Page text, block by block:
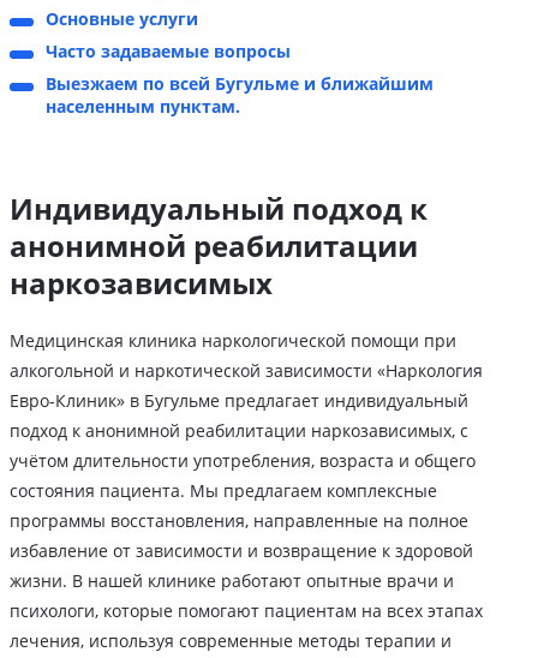
Основные услуги
Часто задаваемые вопросы
Выезжаем по всей Бугульме и ближайшим
населенным пунктам.
Индивидуальный подход к
анонимной реабилитации
наркозависимых
Медицинская клиника наркологической помощи при
алкогольной и наркотической зависимости «Наркология
Евро-Клиник» в Бугульме предлагает индивидуальный
подход к анонимной реабилитации наркозависимых, с
учётом длительности употребления, возраста и общего
состояния пациента. Мы предлагаем комплексные
программы восстановления, направленные на полное
избавление от зависимости и возвращение к здоровой
жизни. В нашей клинике работают опытные врачи и
психологи, которые помогают пациентам на всех этапах
лечения, используя современные методы терапии и